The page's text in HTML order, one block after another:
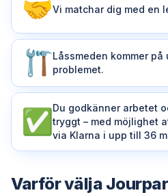
Vi matchar dig med en
Låssmeden kommer
problemet.
Du godkänner arbetet
tryggt – med möjlighet
via Klarna i upp till 36
Varför välja